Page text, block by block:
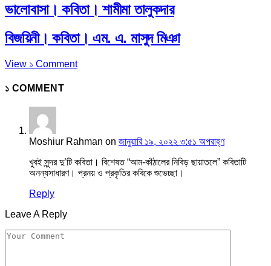
ভালোবাসা। কবিতা। শামীমা তালুকদার
বিজয়িনী। কবিতা। এম. এ. মাসুদ মিঞা
View ১ Comment
১ COMMENT
Moshiur Rahman on জানুয়ারি ১৯, ২০২২ ৩:৫১ অপরাহ্ণ
খুবই সুন্দর দু’টি কবিতা। বিশেষত “আম-কাঁঠালের নিবিড় ছায়াতলে” কবিতাটি
অনন্যসাধারণ। প্রনয় ও প্রকৃতির কবিকে শুভেচ্ছা।
Reply
Leave A Reply